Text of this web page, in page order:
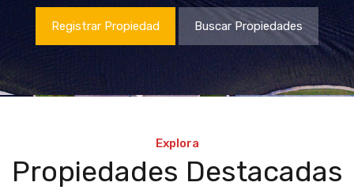
Registrar Propiedad Buscar Propiedades
Explora
Propiedades Destacadas